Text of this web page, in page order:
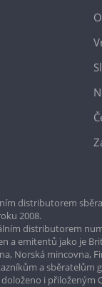
distributorem
2008.
distributorem
a emitentů jako je
Norská mincovna,
a
i přiloženým